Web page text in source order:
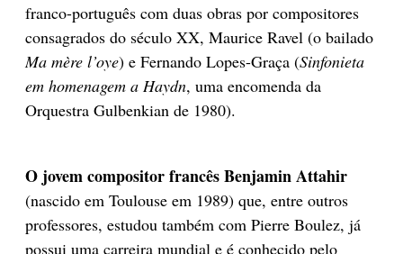
franco-português com duas obras por compositores
consagrados do século XX, Maurice Ravel (o bailado
Ma mère l’oye) e Fernando Lopes-Graça (Sinfonieta
em homenagem a Haydn, uma encomenda da
Orquestra Gulbenkian de 1980).
O jovem compositor francês Benjamin Attahir
(nascido em Toulouse em 1989) que, entre outros
professores, estudou também com Pierre Boulez, já
possui uma carreira mundial e é conhecido pelo